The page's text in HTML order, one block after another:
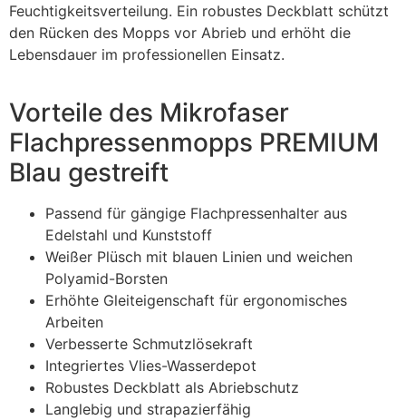
Feuchtigkeitsverteilung. Ein robustes Deckblatt schützt
den Rücken des Mopps vor Abrieb und erhöht die
Lebensdauer im professionellen Einsatz.
Vorteile des Mikrofaser
Flachpressenmopps PREMIUM
Blau gestreift
Passend für gängige Flachpressenhalter aus
Edelstahl und Kunststoff
Weißer Plüsch mit blauen Linien und weichen
Polyamid-Borsten
Erhöhte Gleiteigenschaft für ergonomisches
Arbeiten
Verbesserte Schmutzlösekraft
Integriertes Vlies-Wasserdepot
Robustes Deckblatt als Abriebschutz
Langlebig und strapazierfähig